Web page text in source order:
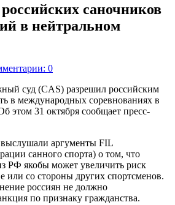
саночников
в нейтральном
0
суд (CAS) разрешил российским
в международных соревнованиях в
этом 31 октября сообщает пресс-
выслушали аргументы FIL
санного спорта) о том, что
РФ якобы может увеличить риск
или со стороны других спортсменов.
россиян не должно
по признаку гражданства.